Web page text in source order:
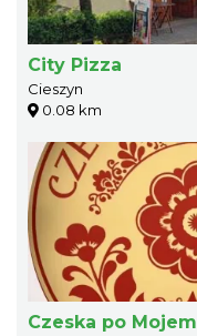
City Pizza
Cieszyn
0.08 km
Czeska po